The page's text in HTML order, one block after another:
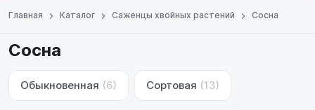
Главная Каталог Саженцы хвойных растений Сосна
Сосна
Обыкновенная (6) Сортовая (13)